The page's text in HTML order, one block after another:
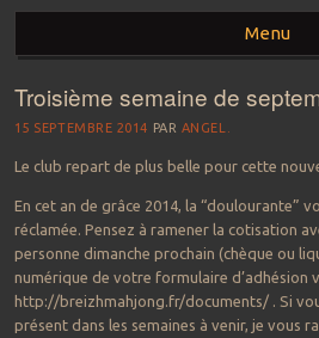
Menu
Aller au contenu principal
Troisième semaine de
15 SEPTEMBRE 2014 PAR ANGEL.
Le club repart de plus belle pour cette
En cet an de grâce 2014, la “doulourante”
réclamée. Pensez à ramener la cotisation
personne dimanche prochain (chèque ou
numérique de votre formulaire d’adhésion
http://breizhmahjong.fr/documents/ . Si
présent dans les semaines à venir, je vous